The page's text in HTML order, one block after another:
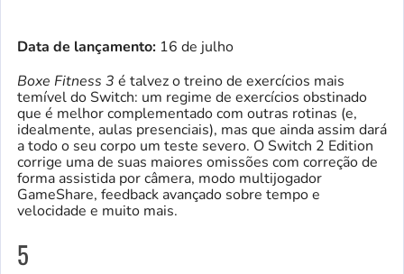
Data de lançamento: 16 de julho
Boxe Fitness 3 é talvez o treino de exercícios mais
temível do Switch: um regime de exercícios obstinado
que é melhor complementado com outras rotinas (e,
idealmente, aulas presenciais), mas que ainda assim dará
a todo o seu corpo um teste severo. O Switch 2 Edition
corrige uma de suas maiores omissões com correção de
forma assistida por câmera, modo multijogador
GameShare, feedback avançado sobre tempo e
velocidade e muito mais.
5